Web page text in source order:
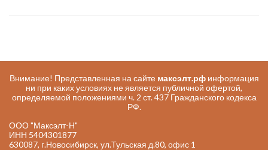
Внимание! Представленная на сайте максэлт.рфинформация
ни при каких условиях не является публичной офертой,
определяемой положениями ч. 2 ст. 437 Гражданского кодекса
РФ.
ООО "Максэлт-Н"
ИНН 5404301877
630087, г.Новосибирск, ул.Тульская д.80, офис 1